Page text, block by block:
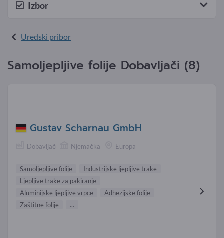
Izbor
Uredski pribor
Samoljepljive folije Dobavljači (8)
Gustav Scharnau GmbH
Dobavljač Njemačka Europa
Samoljepljive folije
Industrijske ljepljive trake
Ljepljive trake za pakiranje
Aluminijske ljepljive vrpce
Adhezijske folije
Zaštitne folije
...